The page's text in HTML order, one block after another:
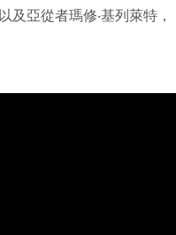
亞從者瑪修‧基列萊特，